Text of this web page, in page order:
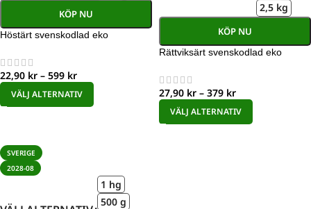
KÖP NU
Höstärt svenskodlad eko
22,90 kr – 599 kr
VÄLJ ALTERNATIV
2,5 kg
KÖP NU
Rättviksärt svenskodlad eko
27,90 kr – 379 kr
VÄLJ ALTERNATIV
SVERIGE
2028-08
1 hg
500 g